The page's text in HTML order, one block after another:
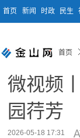
首页 新闻 时政 民生
首页
微视频
园荇芳
2026-05-18 17:31